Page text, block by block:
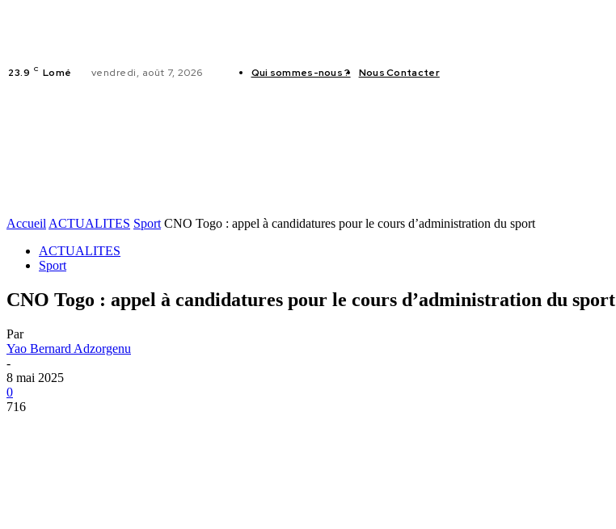
23.9 C Lomé vendredi, août 7, 2026 Qui sommes-nous ? Nous Contacter
Accueil ACTUALITES Sport CNO Togo : appel à candidatures pour le cours d’administration du sport
ACTUALITES
Sport
CNO Togo : appel à candidatures pour le cours d’administration du sport
Par
Yao Bernard Adzorgenu
-
8 mai 2025
0
716